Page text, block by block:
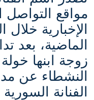
مواقع التواصل
الإخبارية خلال
الماضية، بعد
زوجة ابنها
النشطاء عن
الفنانة